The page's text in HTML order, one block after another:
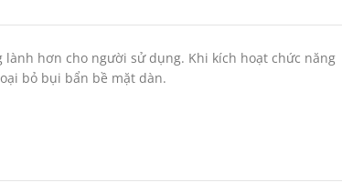
hơn cho người sử dụng. Khi kích hoạt chức năng
bỏ bụi bẩn bề mặt dàn.